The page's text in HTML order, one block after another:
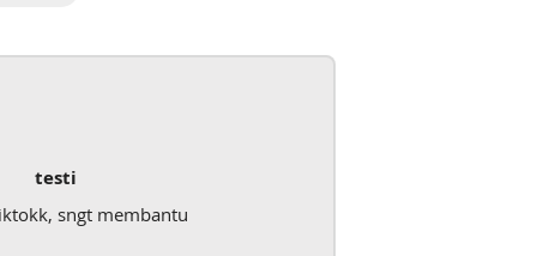
testi
sngt membantu